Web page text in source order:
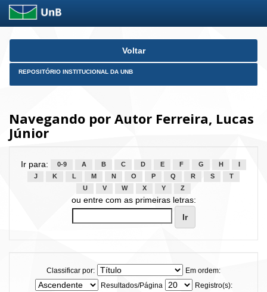
Skip
Voltar
REPOSITÓRIO INSTITUCIONAL DA UNB
Navegando por Autor Ferreira, Lucas
Júnior
Ir para: 0-9 A B C D E F G H
J
K L M N O P Q R S
T
U
V W X Y Z
ou entre com as primeiras letras:
Classificar por:
Em ordem:
Resultados/Página
Registro(s):